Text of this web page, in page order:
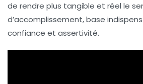
de rendre plus tangible et réel le
d’accomplissement, base
confiance et assertivité.